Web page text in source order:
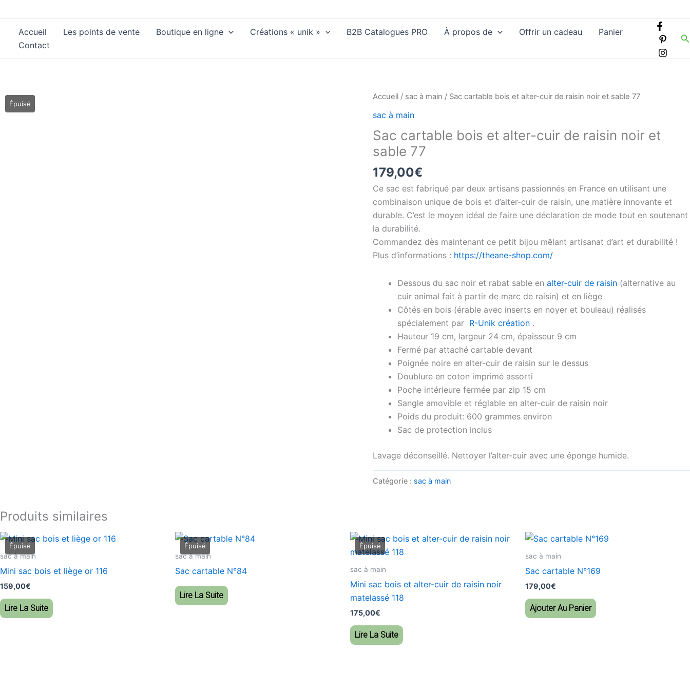
au
contenuAccueil Les points de vente Boutique en ligne Créations « unik » B2B Catalogues PRO À propos de Offrir un cadeau
Panier
Contact
Accueil/ sac à main / Sac cartable bois et alter-cuir de raisin noir et sable 77
sac à main
Sac cartable bois et alter-cuir de raisin noir et
sable 77
179,00€
Ce sac est fabriqué par deux artisans passionnés en France en utilisant une
combinaison unique de bois et d’alter-cuir de raisin, une matière innovante et
durable. C’est le moyen idéal de faire une déclaration de mode tout en soutenant
la durabilité.
Commandez dès maintenant ce petit bijou mêlant artisanat d’art et durabilité !
Plus d’informations : https://theane-shop.com/
Dessous du sac noir et rabat sable en alter-cuir de raisin(alternative au
cuir animal fait à partir de marc de raisin) et en liège
Côtés en bois (érable avec inserts en noyer et bouleau) réalisés
spécialement par R-Unik création.
Hauteur 19 cm, largeur 24 cm, épaisseur 9 cm
Fermé par attaché cartable devant
Poignée noire en alter-cuir de raisin sur le dessus
Doublure en coton imprimé assorti
Poche intérieure fermée par zip 15 cm
Sangle amovible et réglable en alter-cuir de raisin noir
Poids du produit: 600 grammes environ
Sac de protection inclus
Lavage déconseillé. Nettoyer l’alter-cuir avec une éponge humide.
Catégorie : sac à main
Produits similaires
sac à main
Mini sac bois et liège or 116
159,00€
Lire La Suite
sac à main
Sac cartable N°84
Lire La Suite
sac à main
Mini sac bois et alter-cuir de raisin noir
matelassé 118
175,00€
Lire La Suite
sac à main
Sac cartable N°169
179,00€
Ajouter Au Panier